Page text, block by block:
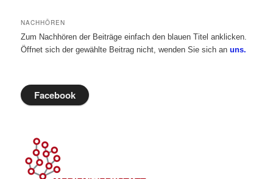
NACHHÖREN
Zum Nachhören der Beiträge einfach den blauen Titel anklicken.
Öffnet sich der gewählte Beitrag nicht, wenden Sie sich anuns.
Facebook